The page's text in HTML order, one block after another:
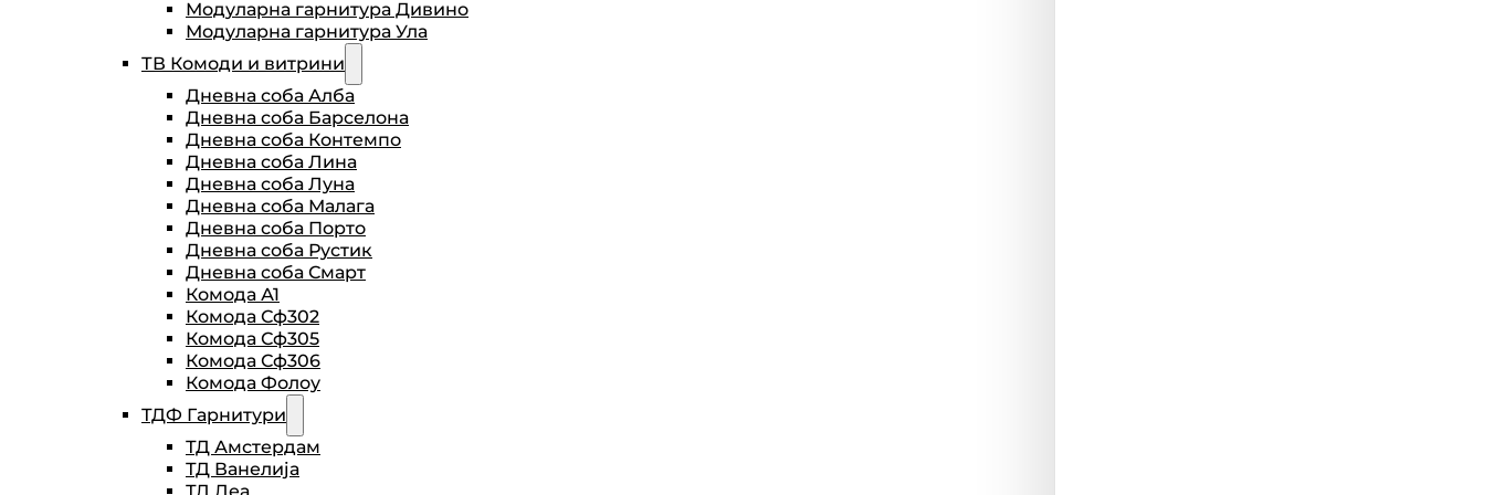
Модуларна гарнитура Дивино
Модуларна гарнитура Ула
ТВ Комоди и витрини
Дневна соба Алба
Дневна соба Барселона
Дневна соба Контемпо
Дневна соба Лина
Дневна соба Луна
Дневна соба Малага
Дневна соба Порто
Дневна соба Рустик
Дневна соба Смарт
Комода А1
Комода Сф302
Комода Сф305
Комода Сф306
Комода Фолоу
ТДФ Гарнитури
ТД Амстердам
ТД Ванелија